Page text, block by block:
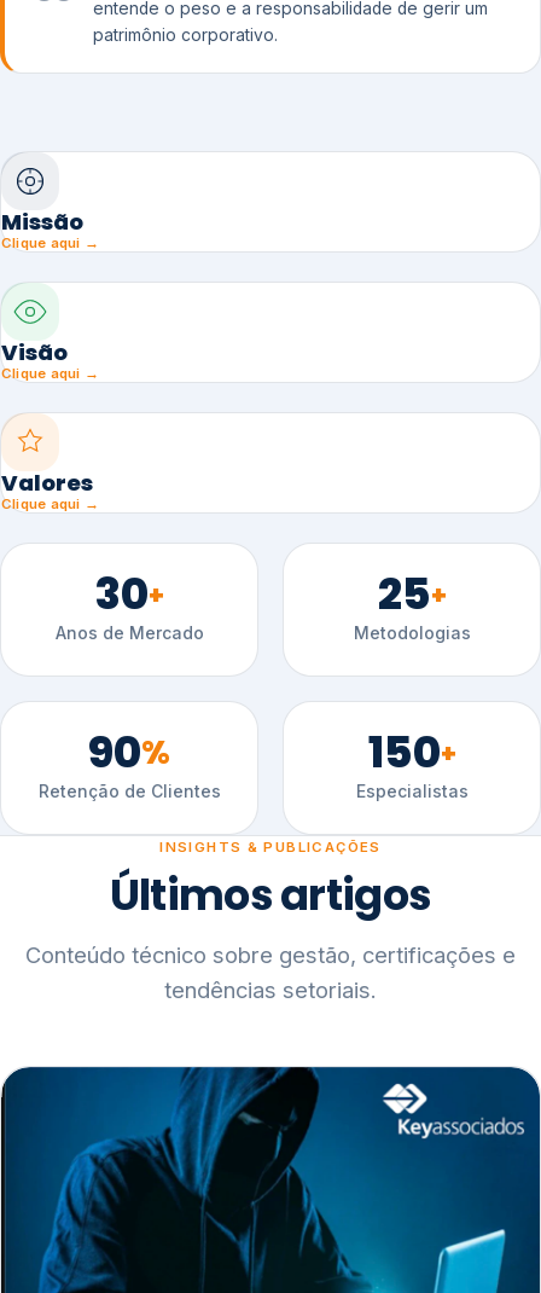
entende o peso e a responsabilidade de gerir um
patrimônio corporativo.
Missão
Clique aqui →
Visão
Clique aqui →
Valores
Clique aqui →
30+
Anos de Mercado
25+
Metodologias
90%
Retenção de Clientes
150+
Especialistas
INSIGHTS & PUBLICAÇÕES
Últimos artigos
Conteúdo técnico sobre gestão, certificações e
tendências setoriais.